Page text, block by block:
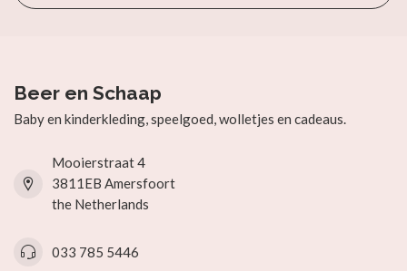
Beer en Schaap
Baby en kinderkleding, speelgoed, wolletjes en cadeaus.
Mooierstraat 4
3811EB Amersfoort
the Netherlands
033 785 5446